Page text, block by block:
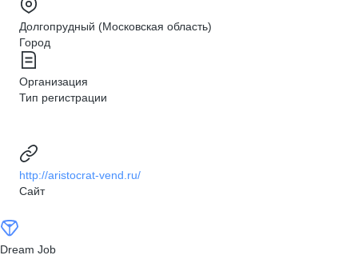
Долгопрудный (Московская область)
Город
Организация
Тип регистрации
http://aristocrat-vend.ru/
Сайт
Dream Job